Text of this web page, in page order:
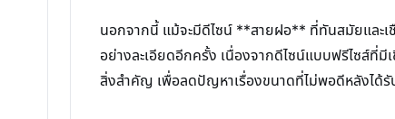
นอกจากนี้ แม้จะมีดีไซน์ **สายฝอ** ที่ทันสมัยและเ
อย่างละเอียดอีกครั้ง เนื่องจากดีไซน์แบบฟรีไซส์ที่
สิ่งสำคัญ เพื่อลดปัญหาเรื่องขนาดที่ไม่พอดีหลังได้รั